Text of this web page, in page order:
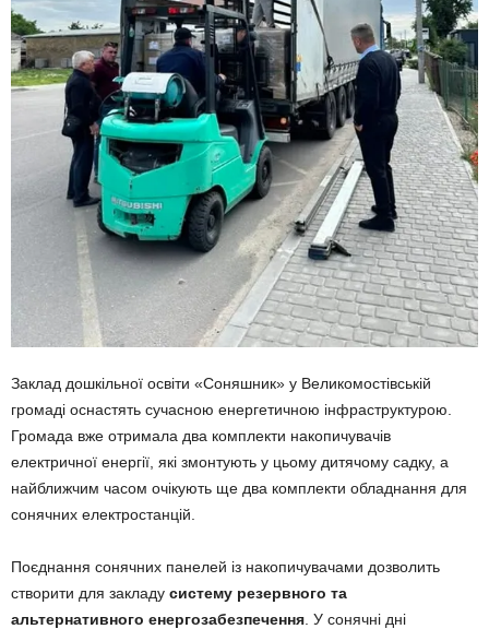
Заклад дошкільної освіти «Соняшник» у Великомостівській
громаді оснастять сучасною енергетичною інфраструктурою.
Громада вже отримала два комплекти накопичувачів
електричної енергії, які змонтують у цьому дитячому садку, а
найближчим часом очікують ще два комплекти обладнання для
сонячних електростанцій.
Поєднання сонячних панелей із накопичувачами дозволить
створити для закладу систему резервного та
альтернативного енергозабезпечення . У сонячні дні